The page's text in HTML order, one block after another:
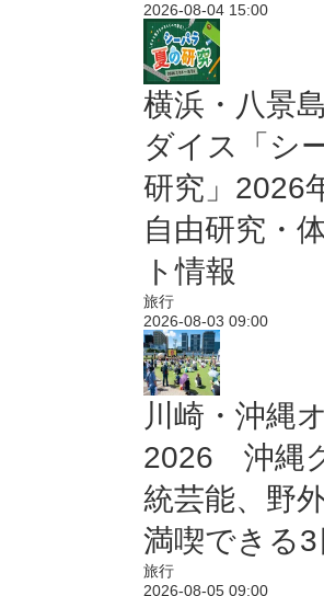
2026-08-04 15:00
横浜・八景
ダイス「シ
研究」2026
自由研究・
ト情報
旅行
2026-08-03 09:00
川崎・沖縄
2026 沖縄
統芸能、野
満喫できる3
旅行
2026-08-05 09:00